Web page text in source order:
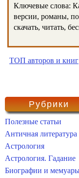
Ключевые слова:
версии, романы,
скачать, читать,
ТОП авторов и книг
Рубрики
Полезные статьи
Античная литература
Астрология
Астрология. Гадание
Биографии и